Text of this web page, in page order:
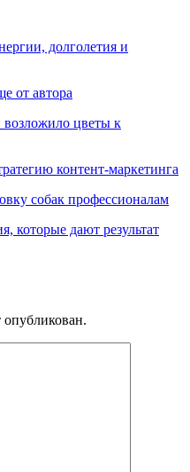
долголетия и
от автора
возложило цветы к
контент-маркетинга
собак профессионалам
которые дают результат